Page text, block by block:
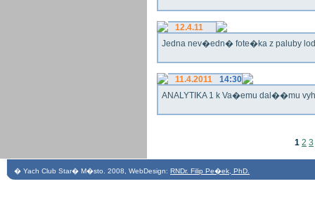
12.4.11
Jedna nev�edn� fote�ka z paluby
11.4.2011
14:30
ANALYTIKA 1 k Va�emu dal��mu
1 2 3
� Yach Club Star� M�sto. 2008, WebDesign: RNDr. Filip Pe�ek, PhD.